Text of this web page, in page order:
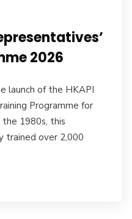
2026
launch of the HKAPI
Programme for
1980s, this
trained over 2,000